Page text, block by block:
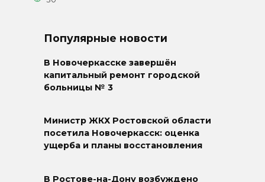
Популярные новости
В Новочеркасске завершён
капитальный ремонт городской
больницы № 3
Министр ЖКХ Ростовской области
посетила Новочеркасск: оценка
ущерба и планы восстановления
В Ростове-на-Дону возбуждено